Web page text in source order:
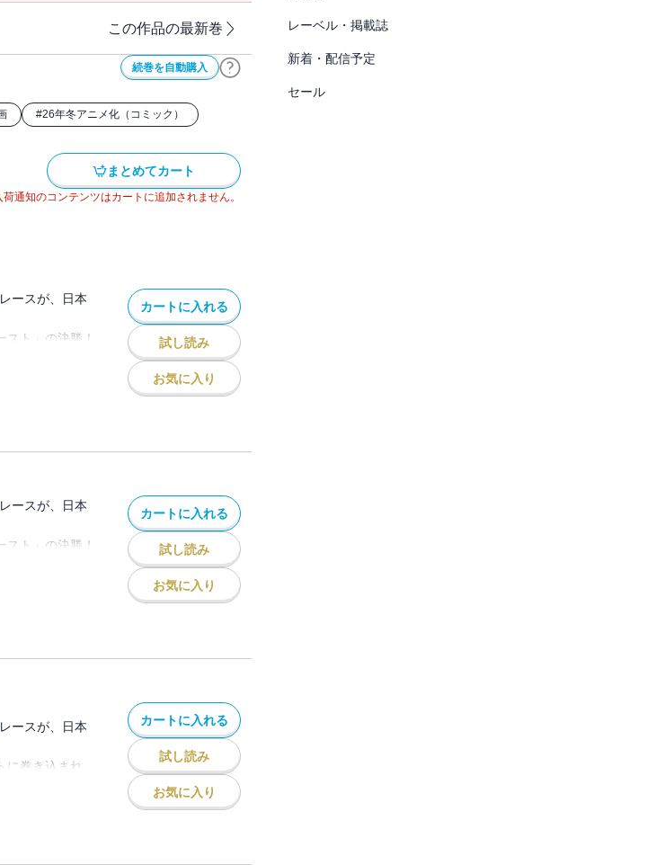
この作品の最新巻
続巻を自動購入
#26年冬アニメ化（コミック）
まとめてカート
通知のコンテンツはカートに追加されません。
ースが、日本
ト」の決勝！
もう一度、８
カートに入れる
試し読み
お気に入り
ースが、日本
ト」の決勝！
介によって明
３nd Season
もう一度、８
カートに入れる
試し読み
お気に入り
ースが、日本
巻き込まれ、
カートに入れる
試し読み
お気に入り
レーベル・掲載誌
新着・配信予定
セール